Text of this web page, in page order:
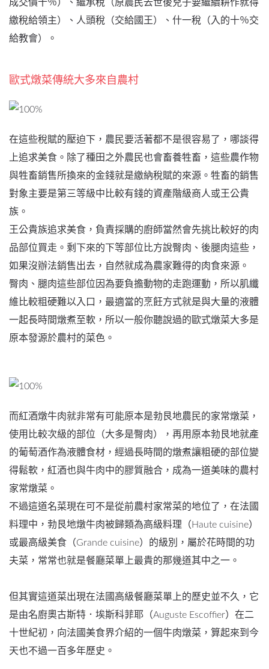
成交價十％）、繼承稅（原農民去世後兒子要繼續耕作就得
繳稅給領主）、人頭稅（交給國王）、什一稅（入的十％交
給教會）。
歐式燉菜傳統大多來自農村
在這些稅賦的壓迫下，農民要活著都不是很容易了，哪談得
上追求美食。除了種田之外農民也會畜養牲畜，這些農作物
與牲畜銷售所換來的金錢就是繳納稅賦的來源。牲畜的銷售
對象主要是第三等級中比較有錢的資產階級商人或王公貴
族。
王公貴族追求美食，負責採購的廚師當然會先挑比較好的肉
品部位買走。剩下來的下等部位比方說臀肉、後腿肉這些，
如果沒辦法銷售出去，自然就成為農家難得的肉食來源。
臀肉、腿肉這些部位因為要負擔動物的走跑運動，所以肌纖
維比較粗硬難以入口，最適當的烹飪方式就是與大量的液體
一起長時間燉煮至軟，所以一般你聽說過的歐式燉菜大多是
原本發源於農村的菜色。
而紅酒燉牛肉就非常有可能原本是勃艮地農民的家常燉菜，
使用比較次級的部位（大多是臀肉），再用原本勃艮地就產
的葡萄酒作為液體食材，經過長時間的燉煮讓粗硬的部位變
得鬆軟，紅酒也與牛肉中的膠質融合，成為一道美味的農村
家常燉菜。
不過這道名菜現在可不是從前農村家常菜的地位了，在法國
料理中，勃艮地燉牛肉被歸類為高級料理（Haute cuisine）
或最高級美食（Grande cuisine）的級別，屬於花時間的功
夫菜，常常也就是餐廳菜單上最貴的那幾道其中之一。
但其實這道菜出現在法國高級餐廳菜單上的歷史並不久，它
是由名廚奧古斯特．埃斯科菲耶（Auguste Escoffier）在二
十世紀初，向法國美食界介紹的一個牛肉燉菜，算起來到今
天也不過一百多年歷史。